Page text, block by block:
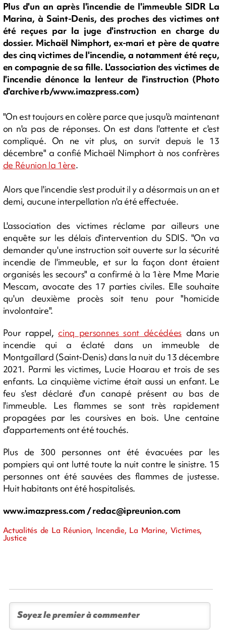
Plus d'un an après l'incendie de l'immeuble SIDR La
Marina, à Saint-Denis, des proches des victimes ont
été reçues par la juge d'instruction en charge du
dossier. Michaël Nimphort, ex-mari et père de quatre
des cinq victimes de l'incendie, a notamment été reçu,
en compagnie de sa fille. L'association des victimes de
l'incendie dénonce la lenteur de l'instruction (Photo
d'archive rb/www.imazpress.com)
"On est toujours en colère parce que jusqu'à maintenant
on n'a pas de réponses. On est dans l'attente et c'est
compliqué. On ne vit plus, on survit depuis le 13
décembre" a confié Michaël Nimphort à nos confrères
de Réunion la 1ère.
Alors que l'incendie s'est produit il y a désormais un an et
demi, aucune interpellation n'a été effectuée.
L'association des victimes réclame par ailleurs une
enquête sur les délais d'intervention du SDIS. "On va
demander qu'une instruction soit ouverte sur la sécurité
incendie de l'immeuble, et sur la façon dont étaient
organisés les secours" a confirmé à la 1ère Mme Marie
Mescam, avocate des 17 parties civiles. Elle souhaite
qu'un deuxième procès soit tenu pour "homicide
involontaire".
Pour rappel, cinq personnes sont décédées dans un
incendie qui a éclaté dans un immeuble de
Montgaillard (Saint-Denis) dans la nuit du 13 décembre
2021. Parmi les victimes, Lucie Hoarau et trois de ses
enfants. La cinquième victime était aussi un enfant. Le
feu s'est déclaré d'un canapé présent au bas de
l'immeuble. Les flammes se sont très rapidement
propagées par les coursives en bois. Une centaine
d'appartements ont été touchés.
Plus de 300 personnes ont été évacuées par les
pompiers qui ont lutté toute la nuit contre le sinistre. 15
personnes ont été sauvées des flammes de justesse.
Huit habitants ont été hospitalisés.
www.imazpress.com /redac@ipreunion.com
Actualités de La Réunion, Incendie, La Marine, Victimes,
Justice